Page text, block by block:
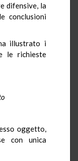
difensive, la
conclusioni
illustrato i
le richieste
oggetto,
con unica